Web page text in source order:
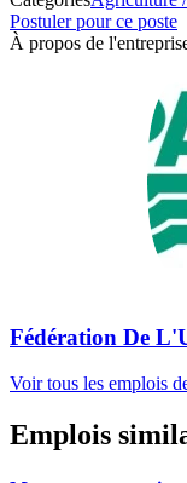
Postuler pour ce poste
À propos de
Fédération De
Voir tous les emplois
Emplois